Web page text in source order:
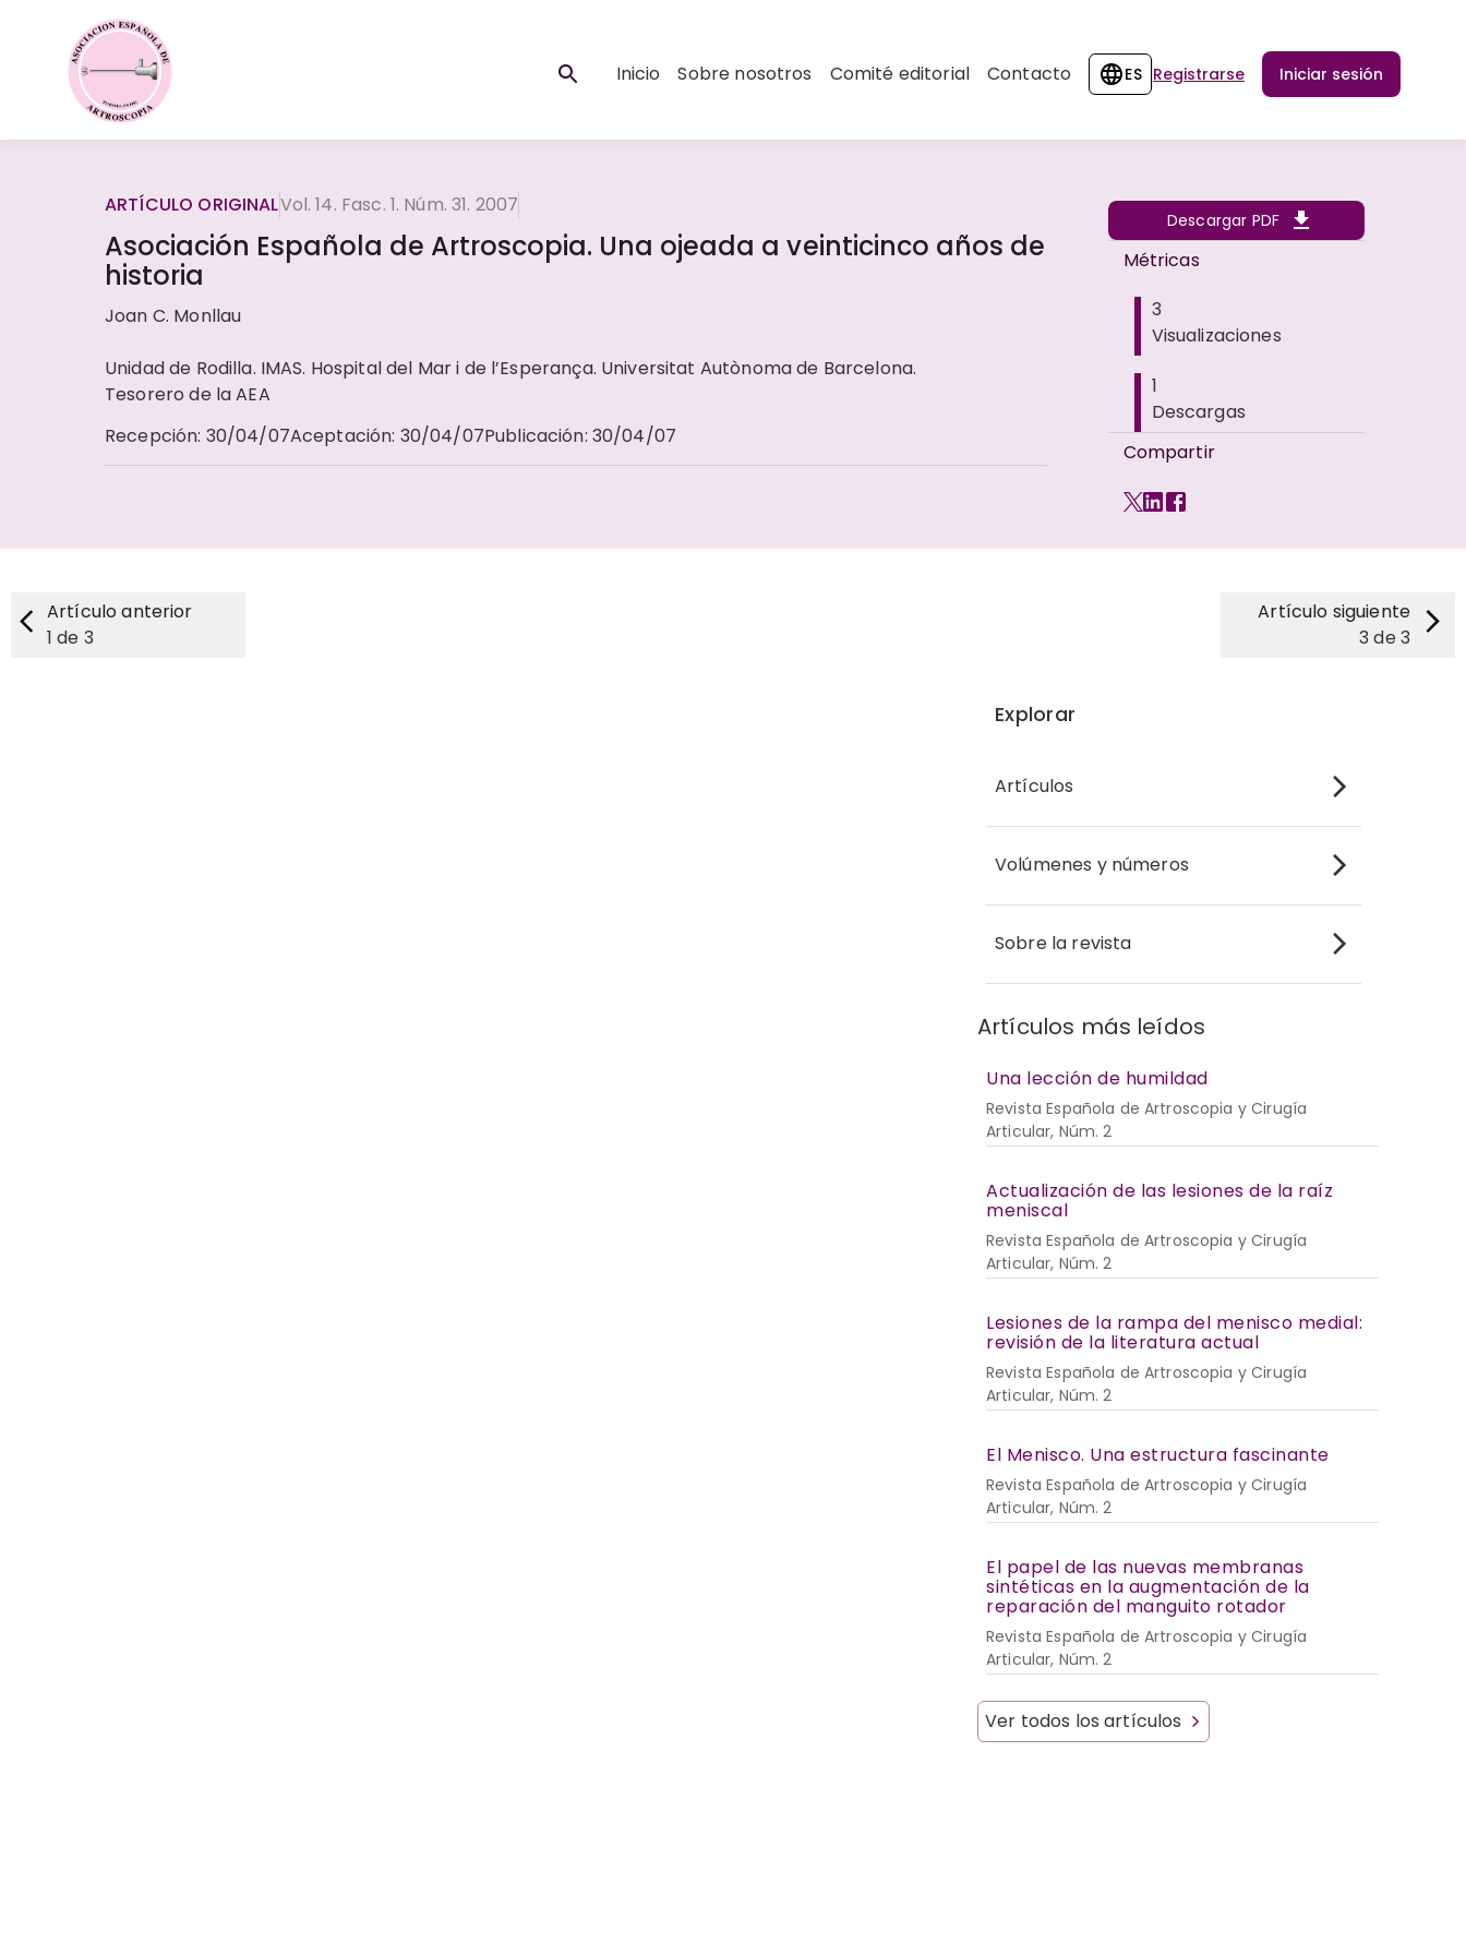
Inicio Sobre nosotros Comité editorial Contacto ES Registrarse Iniciar sesión
ARTÍCULO ORIGINALVol. 14. Fasc. 1. Núm. 31. 2007
Asociación Española de Artroscopia. Una ojeada a veinticinco años de
historia
Joan C. Monllau
Unidad de Rodilla. IMAS. Hospital del Mar i de l’Esperança. Universitat Autònoma de Barcelona.
Tesorero de la AEA
Recepción: 30/04/07Aceptación: 30/04/07Publicación: 30/04/07
Descargar PDF
Métricas
3
Visualizaciones
1
Descargas
Compartir
Artículo anterior
1 de 3
Artículo siguiente
3 de3
Explorar
Artículos
Volúmenes y números
Sobre la revista
Artículos más leídos
Una lección de humildad
Revista Española de Artroscopia y Cirugía
Articular, Núm. 2
Actualización de las lesiones de la raíz
meniscal
Revista Española de Artroscopia y Cirugía
Articular, Núm. 2
Lesiones de la rampa del menisco medial:
revisión de la literatura actual
Revista Española de Artroscopia y Cirugía
Articular, Núm. 2
El Menisco. Una estructura fascinante
Revista Española de Artroscopia y Cirugía
Articular, Núm. 2
El papel de las nuevas membranas
sintéticas en la augmentación de la
reparación del manguito rotador
Revista Española de Artroscopia y Cirugía
Articular, Núm. 2
Ver todos los artículos